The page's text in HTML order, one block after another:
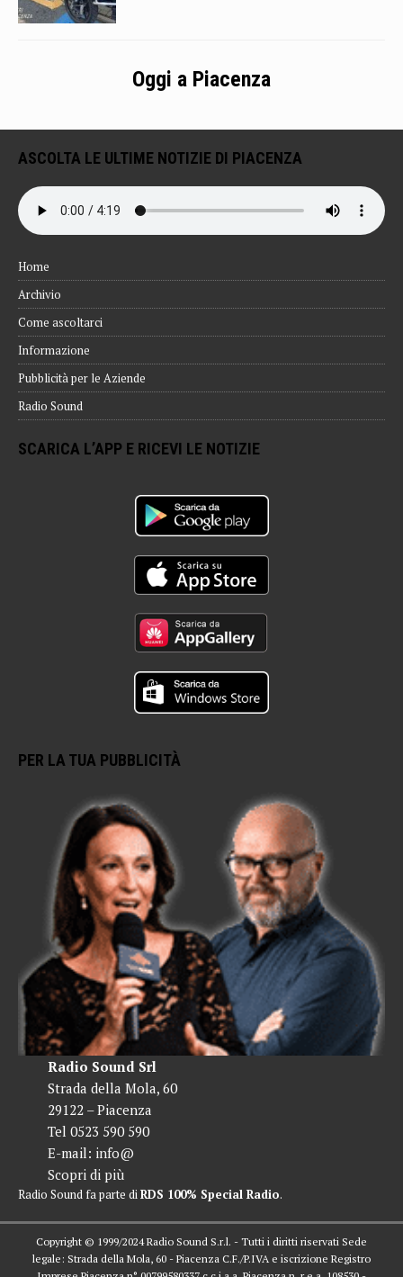
Oggi a Piacenza
ASCOLTA LE ULTIME NOTIZIE DI PIACENZA
Home
Archivio
Come ascoltarci
Informazione
Pubblicità per le Aziende
Radio Sound
SCARICA L’APP E RICEVI LE NOTIZIE
PER LA TUA PUBBLICITÀ
Radio Sound Srl
Strada della Mola, 60
29122 – Piacenza
Tel 0523 590 590
E-mail: info@
Scopri di più
Radio Sound fa parte diRDS 100% Special Radio.
Copyright © 1999/2024 Radio Sound S.r.l. - Tutti i diritti riservati Sede
legale: Strada della Mola, 60 - Piacenza C.F./P.IVA e iscrizione Registro